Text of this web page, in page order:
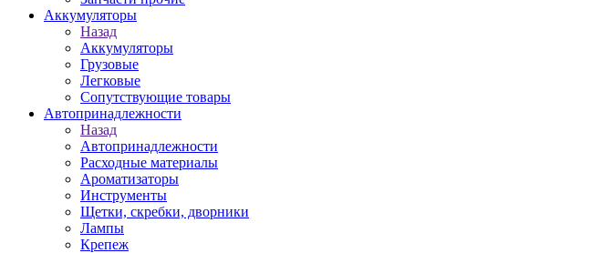
Аккумуляторы
Назад
Аккумуляторы
Грузовые
Легковые
Сопутствующие товары
Автопринадлежности
Назад
Автопринадлежности
Расходные материалы
Ароматизаторы
Инструменты
Щетки, скребки, дворники
Лампы
Крепеж